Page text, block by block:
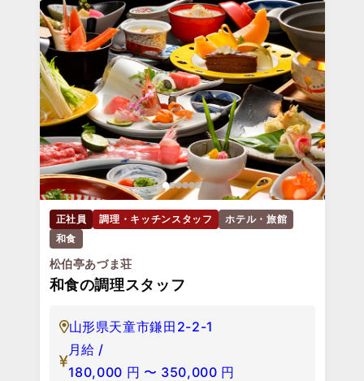
正社員 調理・キッチンスタッフ
ホテル・旅館
和食
松伯亭あづま荘
和食の調理スタッフ
山形県天童市鎌田2-2-1
月給 /
180,000 円 〜 350,000 円